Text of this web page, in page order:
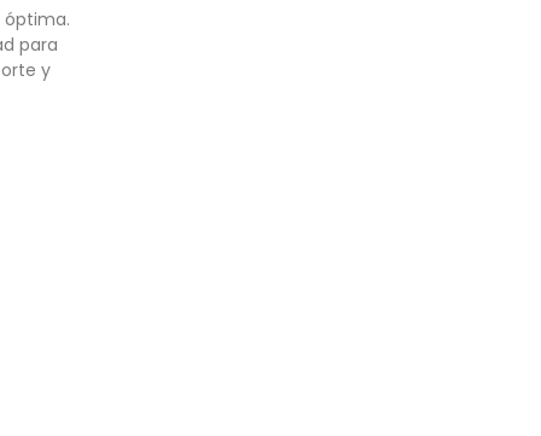
óptima.
para
y